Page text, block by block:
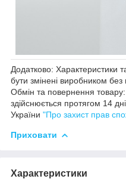
Додатково: Характеристики
бути змінені виробником
Обмін та повернення
здійснюється протягом 14
України "Про захист прав
Приховати
Характеристики